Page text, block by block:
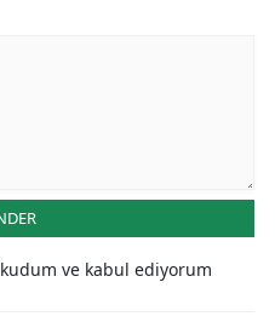
ve kabul ediyorum